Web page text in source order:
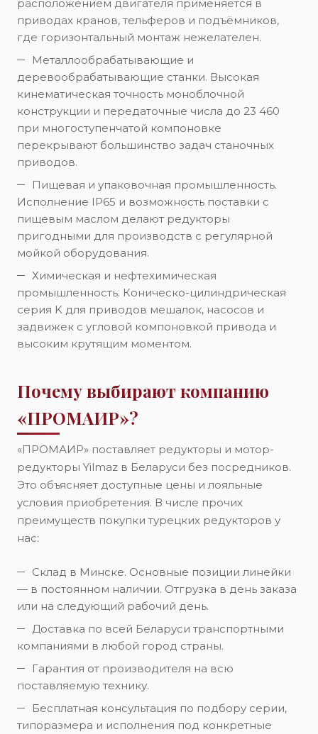
расположением двигателя применяется в
приводах кранов, тельферов и подъёмников,
где горизонтальный монтаж нежелателен.
Металлообрабатывающие и
деревообрабатывающие станки. Высокая
кинематическая точность моноблочной
конструкции и передаточные числа до 23 460
при многоступенчатой компоновке
перекрывают большинство задач станочных
приводов.
Пищевая и упаковочная промышленность.
Исполнение IP65 и возможность поставки с
пищевым маслом делают редукторы
пригодными для производств с регулярной
мойкой оборудования.
Химическая и нефтехимическая
промышленность. Коническо-цилиндрическая
серия K для приводов мешалок, насосов и
задвижек с угловой компоновкой привода и
высоким крутящим моментом.
Почему выбирают компанию
«ПРОМАИР»?
«ПРОМАИР» поставляет редукторы и мотор-
редукторы Yilmaz в Беларуси без посредников.
Это объясняет доступные цены и лояльные
условия приобретения. В числе прочих
преимуществ покупки турецких редукторов у
нас:
Склад в Минске. Основные позиции линейки
— в постоянном наличии. Отгрузка в день заказа
или на следующий рабочий день.
Доставка по всей Беларуси транспортными
компаниями в любой город страны.
Гарантия от производителя на всю
поставляемую технику.
Бесплатная консультация по подбору серии,
типоразмера и исполнения под конкретные